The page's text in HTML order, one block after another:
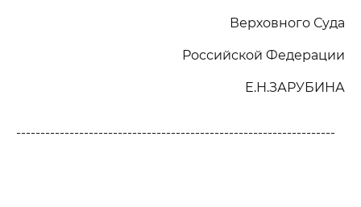
Верховного Суда
Российской Федерации
Е.Н.ЗАРУБИНА
------------------------------------------------------------------